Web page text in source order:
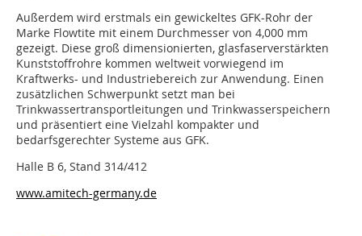
Außerdem wird erstmals ein gewickeltes GFK-Rohr der
Marke Flowtite mit einem Durchmesser von 4,000 mm
gezeigt. Diese groß dimensionierten, glasfaserverstärkten
Kunststoffrohre kommen weltweit vorwiegend im
Kraftwerks- und Industriebereich zur Anwendung. Einen
zusätzlichen Schwerpunkt setzt man bei
Trinkwassertransportleitungen und Trinkwasserspeichern
und präsentiert eine Vielzahl kompakter und
bedarfsgerechter Systeme aus GFK.
Halle B 6, Stand 314/412
www.amitech-germany.de